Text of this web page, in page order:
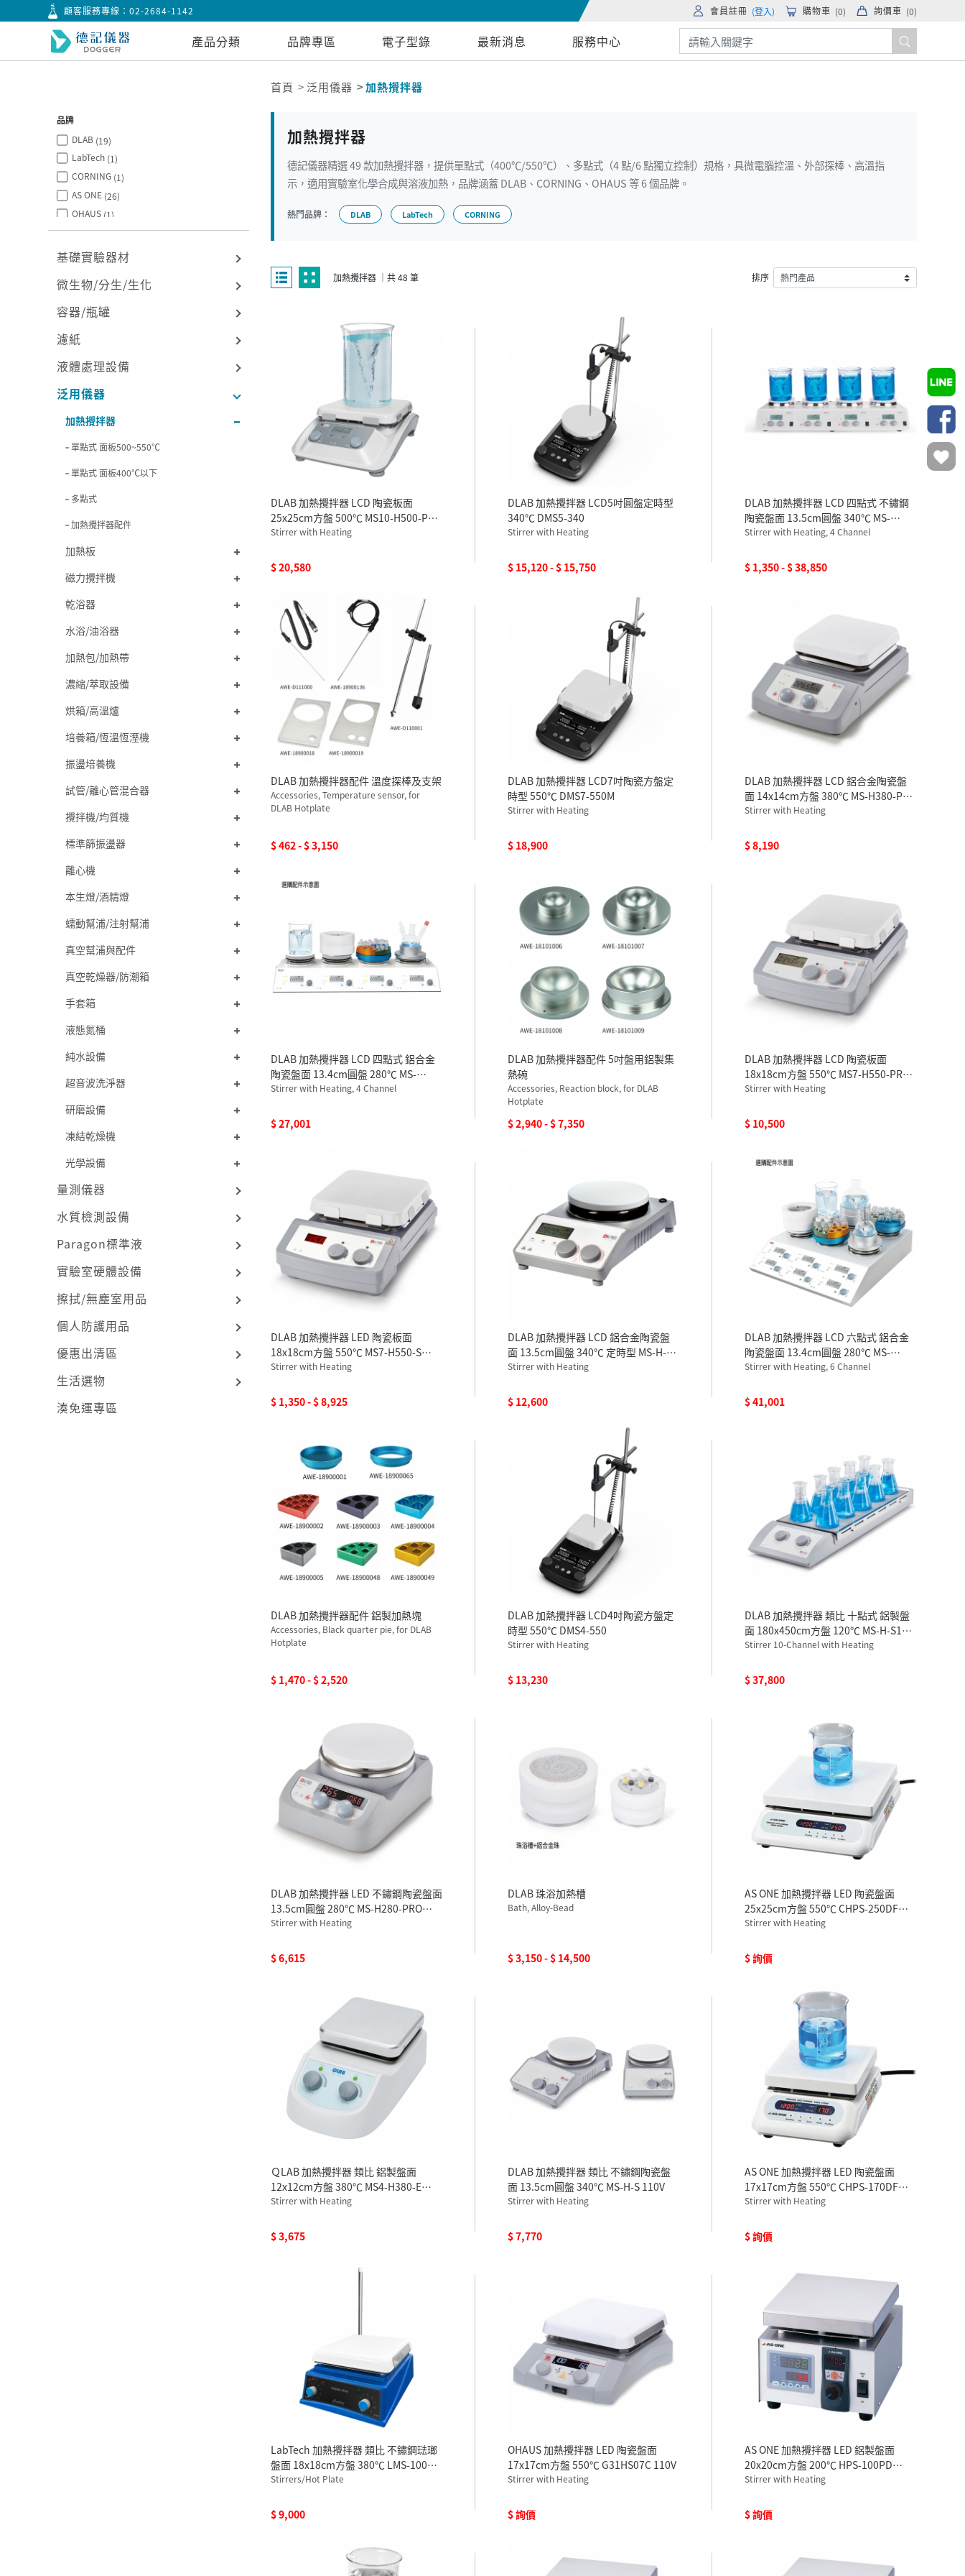
顧客服務專線：02-2684-1142 會員註冊 (登入) 購物車 (0) 詢價車 (0)
產品分類 品牌專區 電子型錄 最新消息 服務中心
首頁 泛用儀器 加熱攪拌器
品牌
DLAB (19)
LabTech (1)
CORNING (1)
AS ONE (26)
OHAUS (1)
ＱLAB(1)
基礎實驗器材
微生物/分生/生化
容器/瓶罐
濾紙
液體處理設備
泛用儀器
加熱攪拌器
單點式 面板500~550℃
單點式 面板400℃以下
多點式
加熱攪拌器配件
加熱板
磁力攪拌機
乾浴器
水浴/油浴器
加熱包/加熱帶
濃縮/萃取設備
烘箱/高溫爐
培養箱/恆溫恆溼機
振盪培養機
試管/離心管混合器
攪拌機/均質機
標準篩振盪器
離心機
本生燈/酒精燈
蠕動幫浦/注射幫浦
真空幫浦與配件
真空乾燥器/防潮箱
手套箱
液態氮桶
純水設備
超音波洗淨器
研磨設備
凍結乾燥機
光學設備
量測儀器
水質檢測設備
Paragon標準液
實驗室硬體設備
擦拭/無塵室用品
個人防護用品
優惠出清區
生活選物
湊免運專區
加熱攪拌器
德記儀器精選 49 款加熱攪拌器，提供單點式（400℃/550℃）、多點式（4 點/6 點獨立控制）規格，具微電腦控溫、外部探棒、高溫指
示，適用實驗室化學合成與溶液加熱，品牌涵蓋 DLAB、CORNING、OHAUS 等 6 個品牌。
熱門品牌： DLAB LabTech CORNING
加熱攪拌器 ｜共 48 筆 排序
DLAB 加熱攪拌器 LCD 陶瓷板面
25x25cm方盤 500℃ MS10-H500-PRO
110V 含溫度探棒
Stirrer with Heating
$ 20,580
DLAB 加熱攪拌器 LCD5吋圓盤定時型
340℃ DMS5-340
Stirrer with Heating
$ 15,120 - $ 15,750
DLAB 加熱攪拌器 LCD 四點式 不鏽鋼
陶瓷盤面 13.5cm圓盤 340℃ MS-
H340-S4 110V
Stirrer with Heating, 4 Channel
$ 1,350 - $ 38,850
DLAB 加熱攪拌器配件 溫度探棒及支架
Accessories, Temperature sensor, for
DLAB Hotplate
$ 462 - $ 3,150
DLAB 加熱攪拌器 LCD7吋陶瓷方盤定
時型 550℃ DMS7-550M
Stirrer with Heating
$ 18,900
DLAB 加熱攪拌器 LCD 鋁合金陶瓷盤
面 14x14cm方盤 380℃ MS-H380-PRO
110V 含溫度探棒
Stirrer with Heating
$ 8,190
DLAB 加熱攪拌器 LCD 四點式 鋁合金
陶瓷盤面 13.4cm圓盤 280℃ MS-
H280-S4 110V
Stirrer with Heating, 4 Channel
$ 27,001
DLAB 加熱攪拌器配件 5吋盤用鋁製集
熱碗
Accessories, Reaction block, for DLAB
Hotplate
$ 2,940 - $ 7,350
DLAB 加熱攪拌器 LCD 陶瓷板面
18x18cm方盤 550℃ MS7-H550-PRO
110V 含溫度探棒及探棒支架
Stirrer with Heating
$ 10,500
DLAB 加熱攪拌器 LED 陶瓷板面
18x18cm方盤 550℃ MS7-H550-S
110V 含溫度探棒及探棒支架
Stirrer with Heating
$ 1,350 - $ 8,925
DLAB 加熱攪拌器 LCD 鋁合金陶瓷盤
面 13.5cm圓盤 340℃ 定時型 MS-H-
PRO M 110V
Stirrer with Heating
$ 12,600
DLAB 加熱攪拌器 LCD 六點式 鋁合金
陶瓷盤面 13.4cm圓盤 280℃ MS-
H280-S6 110V
Stirrer with Heating, 6 Channel
$ 41,001
DLAB 加熱攪拌器配件 鋁製加熱塊
Accessories, Black quarter pie, for DLAB
Hotplate
$ 1,470 - $ 2,520
DLAB 加熱攪拌器 LCD4吋陶瓷方盤定
時型 550℃ DMS4-550
Stirrer with Heating
$ 13,230
DLAB 加熱攪拌器 類比 十點式 鋁製盤
面 180x450cm方盤 120℃ MS-H-S10
110V
Stirrer 10-Channel with Heating
$ 37,800
DLAB 加熱攪拌器 LED 不鏽鋼陶瓷盤面
13.5cm圓盤 280℃ MS-H280-PRO
110V 含溫度探棒
Stirrer with Heating
$ 6,615
DLAB 珠浴加熱槽
Bath, Alloy-Bead
$ 3,150 - $ 14,500
AS ONE 加熱攪拌器 LED 陶瓷盤面
25x25cm方盤 550℃ CHPS-250DF
100V
Stirrer with Heating
$ 詢價
ＱLAB 加熱攪拌器 類比 鋁製盤面
12x12cm方盤 380℃ MS4-H380-E
110V
Stirrer with Heating
$ 3,675
DLAB 加熱攪拌器 類比 不鏽鋼陶瓷盤
面 13.5cm圓盤 340℃ MS-H-S 110V
Stirrer with Heating
$ 7,770
AS ONE 加熱攪拌器 LED 陶瓷盤面
17x17cm方盤 550℃ CHPS-170DF
100V
Stirrer with Heating
$ 詢價
LabTech 加熱攪拌器 類比 不鏽鋼琺瑯
盤面 18x18cm方盤 380℃ LMS-1003
110V
Stirrers/Hot Plate
$ 9,000
OHAUS 加熱攪拌器 LED 陶瓷盤面
17x17cm方盤 550℃ G31HS07C 110V
Stirrer with Heating
$ 詢價
AS ONE 加熱攪拌器 LED 鋁製盤面
20x20cm方盤 200℃ HPS-100PD
100V
Stirrer with Heating
$ 詢價